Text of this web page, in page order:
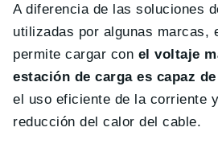
A diferencia de las soluciones
utilizadas por algunas marcas,
permite cargar con el voltaje
estación de carga es capaz
el uso eficiente de la corriente
reducción del calor del cable.